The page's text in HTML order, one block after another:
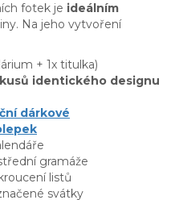
fotek je ideálním
Na jeho vytvoření
+ 1x titulka)
kusů identického designu
dárkové
gramáže
listů
svátky